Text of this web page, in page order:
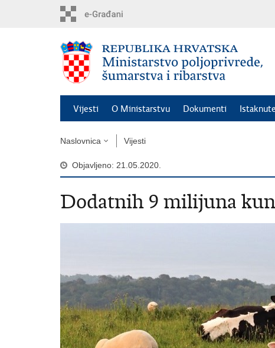
Vijesti O Ministarstvu Dokumenti
Naslovnica Vijesti
Objavljeno: 21.05.2020.
Dodatnih 9 milijuna